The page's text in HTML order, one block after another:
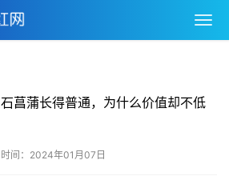
石菖蒲长得普通，为什么价值却不低
时间：2024年01月07日